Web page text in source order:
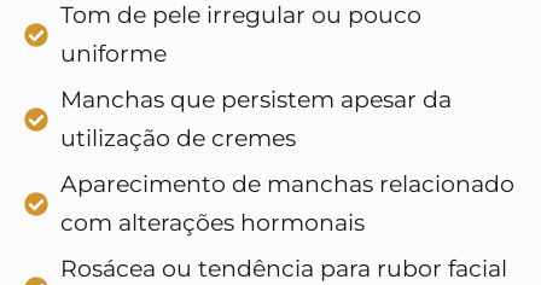
Tom de pele irregular ou pouco
uniforme
Manchas que persistem apesar da
utilização de cremes
Aparecimento de manchas relacionado
com alterações hormonais
Rosácea ou tendência para rubor facial